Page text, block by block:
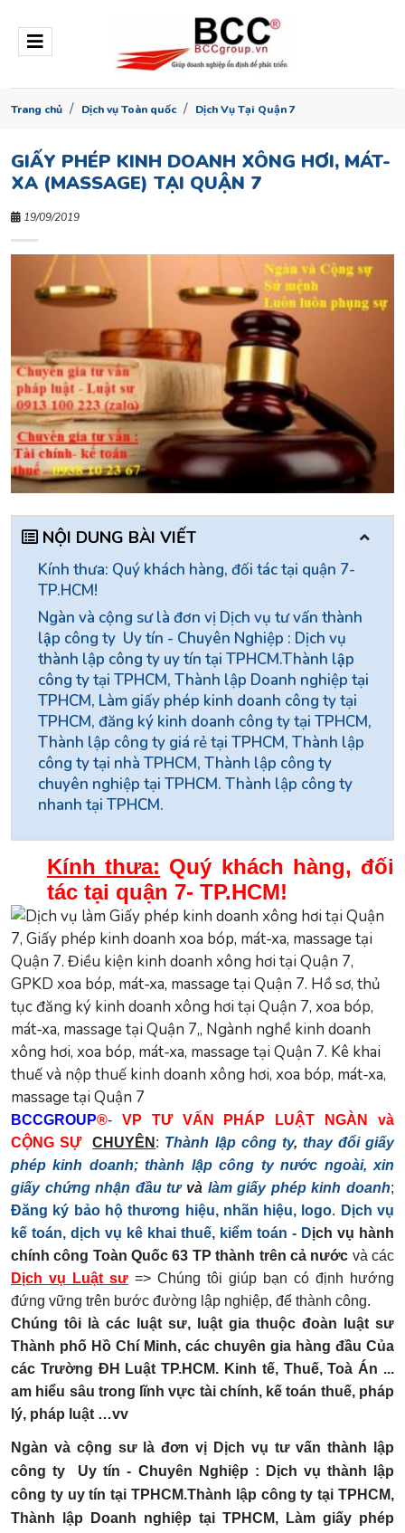
Trang chủ Dịch vụ Toàn quốc Dịch Vụ Tại Quận 7
GIẤY PHÉP KINH DOANH XÔNG HƠI, MÁT-
XA (MASSAGE) TẠI QUẬN 7
19/09/2019
NỘI DUNG BÀI VIẾT
Kính thưa: Quý khách hàng, đối tác tại quận 7-
TP.HCM!
Ngàn và cộng sư là đơn vị Dịch vụ tư vấn thành
lập công ty Uy tín - Chuyên Nghiệp : Dịch vụ
thành lập công ty uy tín tại TPHCM.Thành lập
công ty tại TPHCM, Thành lập Doanh nghiệp tại
TPHCM, Làm giấy phép kinh doanh công ty tại
TPHCM, đăng ký kinh doanh công ty tại TPHCM,
Thành lập công ty giá rẻ tại TPHCM, Thành lập
công ty tại nhà TPHCM, Thành lập công ty
chuyên nghiệp tại TPHCM. Thành lập công ty
nhanh tại TPHCM.
Kính thưa: Quý khách hàng, đối
tác tại quận 7- TP.HCM!
BCCGROUP®- VP TƯ VẤN PHÁP LUẬT NGÀN và
CỘNG SỰ
CHUYÊN : Thành lập công ty, thay đổi giấy
phép kinh doanh; thành lập công ty nước ngoài, xin
giấy chứng nhận đầu tưvà làm giấy phép kinh doanh;
Đăng ký bảo hộ thương hiệu, nhãn hiệu, logo. Dịch vụ
kế toán, dịch vụ kê khai thuế, kiểm toán - Dịch vụ hành
chính công Toàn Quốc 63 TP thành trên cả nước và các
Dịch vụ Luật sư => Chúng tôi giúp bạn có định hướng
đứng vững trên bước đường lập nghiệp, để thành công.
Chúng tôi là các luật sư, luật gia thuộc đoàn luật sư
Thành phố Hồ Chí Minh, các chuyên gia hàng đầu Của
các Trường ĐH Luật TP.HCM. Kinh tế, Thuế, Toà Án ...
am hiểu sâu trong lĩnh vực tài chính, kế toán thuế, pháp
lý, pháp luật …vv
Ngàn và cộng sư là đơn vị Dịch vụ tư vấn thành lập
công ty Uy tín - Chuyên Nghiệp :
Dịch vụ thành lập
công ty uy tín tại TPHCM.Thành lập công ty tại TPHCM,
Thành lập Doanh nghiệp tại TPHCM, Làm giấy phép